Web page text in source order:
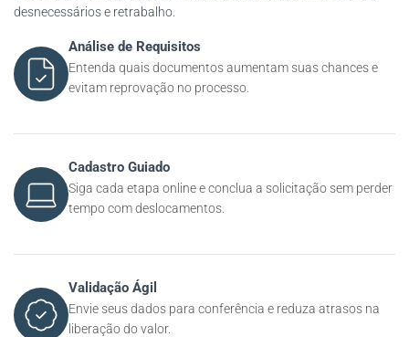
desnecessários e retrabalho.
Análise de Requisitos
Entenda quais documentos aumentam suas chances e
evitam reprovação no processo.
Cadastro Guiado
Siga cada etapa online e conclua a solicitação sem perder
tempo com deslocamentos.
Validação Ágil
Envie seus dados para conferência e reduza atrasos na
liberação do valor.